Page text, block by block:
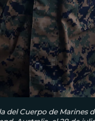
del Cuerpo de Marines